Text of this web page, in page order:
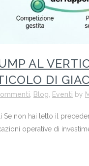
AL
DI
Blog Eventi by
non hai letto il
operative di